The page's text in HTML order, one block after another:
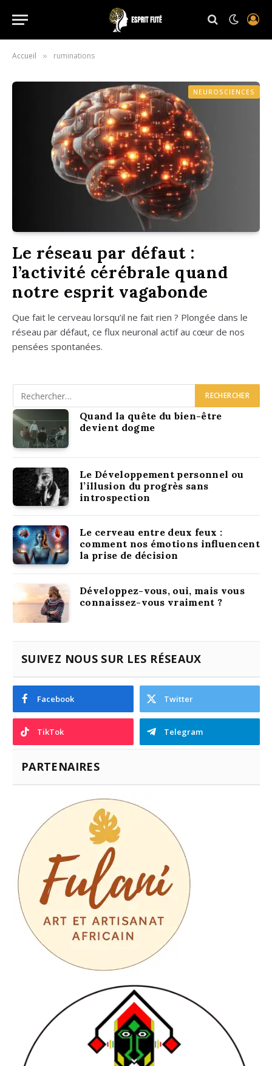
Accueil » ruminations
NEUROSCIENCES
Le réseau par défaut :
l’activité cérébrale quand
notre esprit vagabonde
Que fait le cer­veau lorsqu’il ne fait rien ? Plon­gée dans le
réseau par défaut, ce flux neu­ro­nal actif au cœur de nos
pen­sées spon­ta­nées.
Quand la quête du bien-être
devient dogme
Le Développement personnel ou
l’illusion du progrès sans
introspection
Le cerveau entre deux feux :
comment nos émotions influencent
la prise de décision
Développez-vous, oui, mais vous
connaissez-vous vraiment ?
SUIVEZ NOUS SUR LES RÉSEAUX
Facebook Twitter
TikTok Telegram
PARTENAIRES